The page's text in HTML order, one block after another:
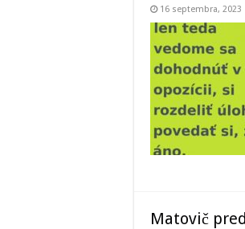
16 septembra, 2023
Matovič